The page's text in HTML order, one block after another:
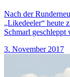
Nach der
„Likedeeler“ heute
Schmarl geschleppt
3. November 2017